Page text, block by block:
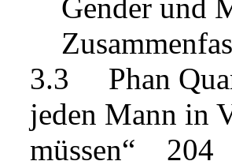
Gender und
3.3 Phan
jeden Mann in
müssen“ 204